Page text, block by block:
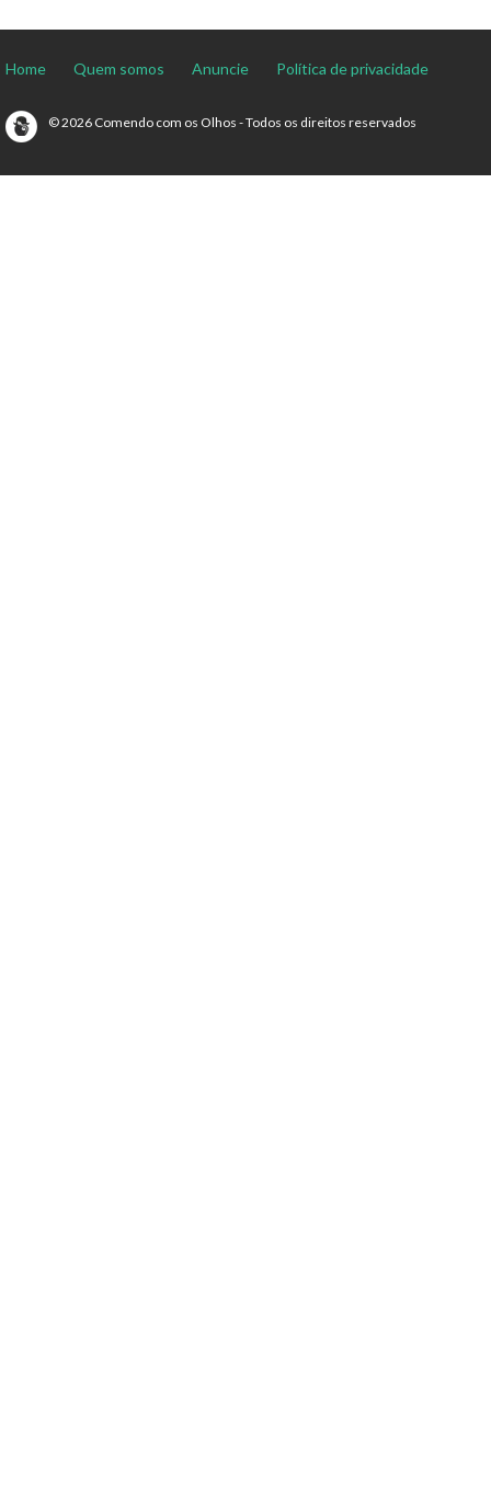
Home Quem somos Anuncie Política de privacidade
© 2026 Comendo com os Olhos - Todos os direitos reservados